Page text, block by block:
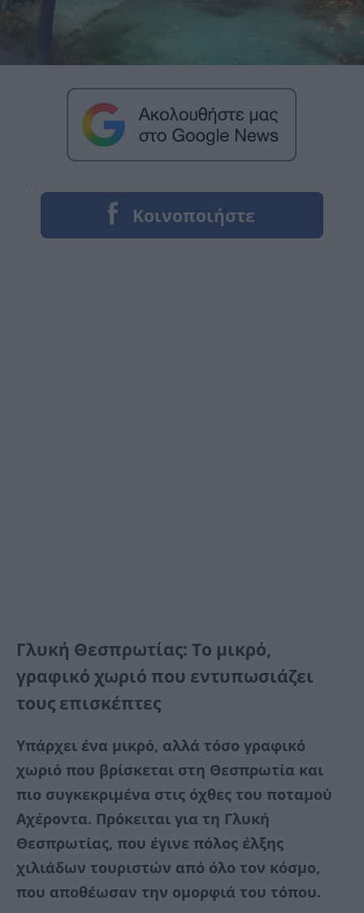
Γλυκή Θεσπρωτίας: Το μικρό,
γραφικό χωριό που εντυπωσιάζει
τους επισκέπτες
Υπάρχει ένα μικρό, αλλά τόσο γραφικό
χωριό που βρίσκεται στη Θεσπρωτία και
πιο συγκεκριμένα στις όχθες του ποταμού
Αχέροντα. Πρόκειται για τη Γλυκή
Θεσπρωτίας, που έγινε πόλος έλξης
χιλιάδων τουριστών από όλο τον κόσμο,
που αποθέωσαν την ομορφιά του τόπου.